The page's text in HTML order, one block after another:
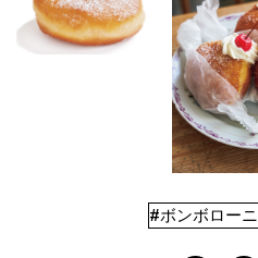
#ボンボローニ